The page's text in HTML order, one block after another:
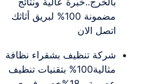
مضمونة 100% لبريق أثاثك
اتصل الان
شركة تنظيف بشقراء نظافة
مثالية100% بتقنيات تنظيف